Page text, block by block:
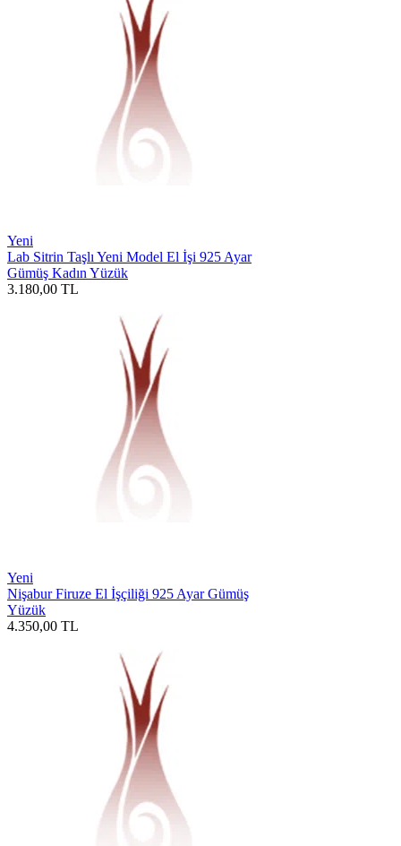
Yeni
Lab Sitrin Taşlı Yeni Model El İşi 925 Ayar
Gümüş Kadın Yüzük
3.180,00 TL
Yeni
Nişabur Firuze El İşçiliği 925 Ayar Gümüş
Yüzük
4.350,00 TL